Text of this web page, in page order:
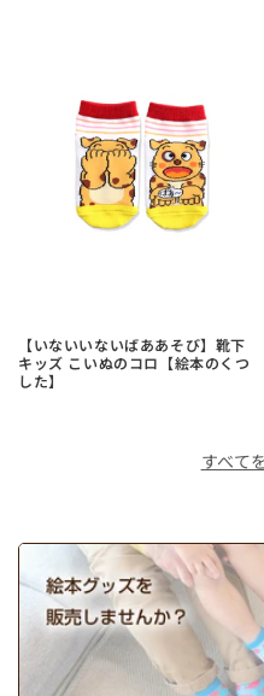
【いないいないばああそび】靴下
キッズ こいぬのコロ【絵本のくつ
した】
すべて